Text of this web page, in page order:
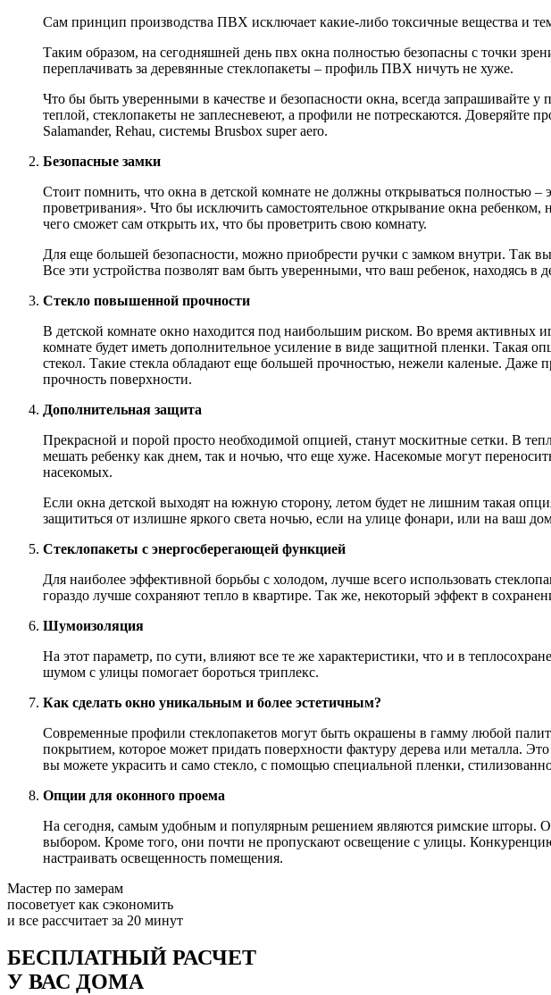
Сам принцип производства ПВХ исключает какие-либо токсичные вещества и
Таким образом, на сегодняшней день пвх окна полностью безопасны с точки
переплачивать за деревянные стеклопакеты – профиль ПВХ ничуть не хуже.
Что бы быть уверенными в качестве и безопасности окна, всегда запрашивайте
теплой, стеклопакеты не заплесневеют, а профили не потрескаются. Доверяйте
Salamander, Rehau, системы Brusbox super aero.
Безопасные замки
Стоит помнить, что окна в детской комнате не должны открываться полностью
проветривания». Что бы исключить самостоятельное открывание окна
чего сможет сам открыть их, что бы проветрить свою комнату.
Для еще большей безопасности, можно приобрести ручки с замком внутри. Так
Все эти устройства позволят вам быть уверенными, что ваш ребенок, находясь в
Стекло повышенной прочности
В детской комнате окно находится под наибольшим риском. Во время активных
комнате будет иметь дополнительное усиление в виде защитной пленки. Такая
стекол. Такие стекла обладают еще большей прочностью, нежели каленые. Даже
прочность поверхности.
Дополнительная защита
Прекрасной и порой просто необходимой опцией, станут москитные сетки. В
мешать ребенку как днем, так и ночью, что еще хуже. Насекомые могут
насекомых.
Если окна детской выходят на южную сторону, летом будет не лишним такая
защититься от излишне яркого света ночью, если на улице фонари, или на ваш
Стеклопакеты с энергосберегающей функцией
Для наиболее эффективной борьбы с холодом, лучше всего использовать
гораздо лучше сохраняют тепло в квартире. Так же, некоторый эффект в
Шумоизоляция
На этот параметр, по сути, влияют все те же характеристики, что и в
шумом с улицы помогает бороться триплекс.
Как сделать окно уникальным и более эстетичным?
Современные профили стеклопакетов могут быть окрашены в гамму любой
покрытием, которое может придать поверхности фактуру дерева или металла.
вы можете украсить и само стекло, с помощью специальной пленки,
Опции для оконного проема
На сегодня, самым удобным и популярным решением являются римские шторы.
выбором. Кроме того, они почти не пропускают освещение с улицы.
настраивать освещенность помещения.
Мастер по замерам
посоветует как сэкономить
и все рассчитает за 20 минут
БЕСПЛАТНЫЙ РАСЧЕТ
У ВАС ДОМА